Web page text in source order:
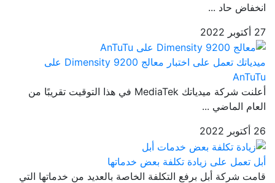
انخفاض حاد ...
27 أكتوبر 2022
ميدياتك تعمل على اختبار معالج Dimensity 9200 على
AnTuTu
أعلنت شركة ميدياتك MediaTek في هذا التوقيت تقريبًا من
العام الماضي ...
26 أكتوبر 2022
أبل تعمل على زيادة تكلفة بعض خدماتها
قامت شركة أبل برفع التكلفة الخاصة بالعديد من خدماتها التي